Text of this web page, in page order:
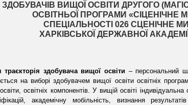
ЗДОБУВАЧІВ ВИЩОЇ ОСВІТИ ДРУГОГО
ОСВІТНЬОЇ ПРОГРАМИ «СІЦЕНІЧНЕ
СПЕЦІАЛЬНОСТІ 026 СЦЕНІЧНЕ
ХАРКІВСЬКОЇ ДЕРЖАВНОЇ
траєкторія здобувача вищої освіти – персональний
на виборі здобувачем вищої освіти освітніх
освітніх компонентів. У вищій освіті
академічну мобільність, визнання